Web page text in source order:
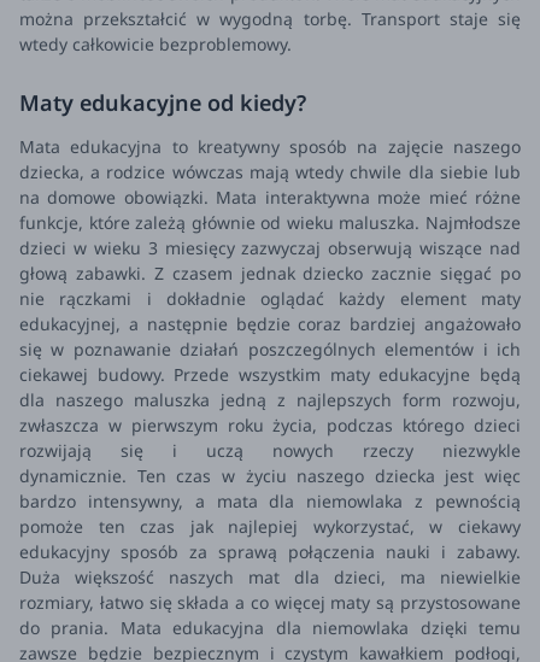
można przekształcić w wygodną torbę. Transport staje się
wtedy całkowicie bezproblemowy.
Maty edukacyjne od kiedy?
Mata edukacyjna to kreatywny sposób na zajęcie naszego
dziecka, a rodzice wówczas mają wtedy chwile dla siebie lub
na domowe obowiązki. Mata interaktywna może mieć różne
funkcje, które zależą głównie od wieku maluszka. Najmłodsze
dzieci w wieku 3 miesięcy zazwyczaj obserwują wiszące nad
głową zabawki. Z czasem jednak dziecko zacznie sięgać po
nie rączkami i dokładnie oglądać każdy element maty
edukacyjnej, a następnie będzie coraz bardziej angażowało
się w poznawanie działań poszczególnych elementów i ich
ciekawej budowy. Przede wszystkim maty edukacyjne będą
dla naszego maluszka jedną z najlepszych form rozwoju,
zwłaszcza w pierwszym roku życia, podczas którego dzieci
rozwijają się i uczą nowych rzeczy niezwykle
dynamicznie. Ten czas w życiu naszego dziecka jest więc
bardzo intensywny, a mata dla niemowlaka z pewnością
pomoże ten czas jak najlepiej wykorzystać, w ciekawy
edukacyjny sposób za sprawą połączenia nauki i zabawy.
Duża większość naszych mat dla dzieci, ma niewielkie
rozmiary, łatwo się składa a co więcej maty są przystosowane
do prania. Mata edukacyjna dla niemowlaka dzięki temu
zawsze będzie bezpiecznym i czystym kawałkiem podłogi,